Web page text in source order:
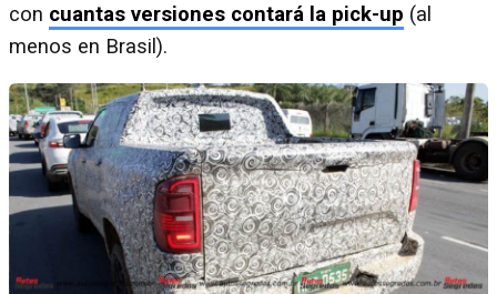
con cuantas versiones contará la pick-up (al
menos en Brasil).